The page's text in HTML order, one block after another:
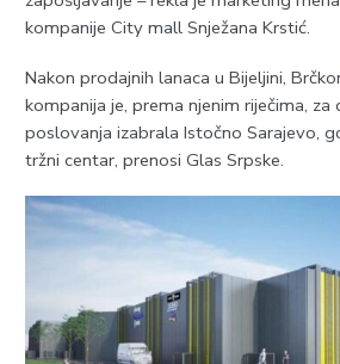
kompanije City mall Snježana Krstić.
Nakon prodajnih lanaca u Bijeljini,
kompanija je, prema njenim riječima, za
poslovanja izabrala Istočno Sarajevo,
tržni centar, prenosi Glas Srpske.